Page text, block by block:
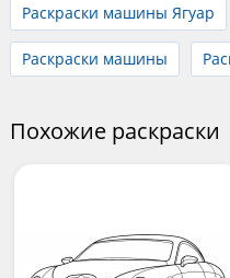
Раскраски машины Ягуар
Раскраски машины
Похожие раскраски